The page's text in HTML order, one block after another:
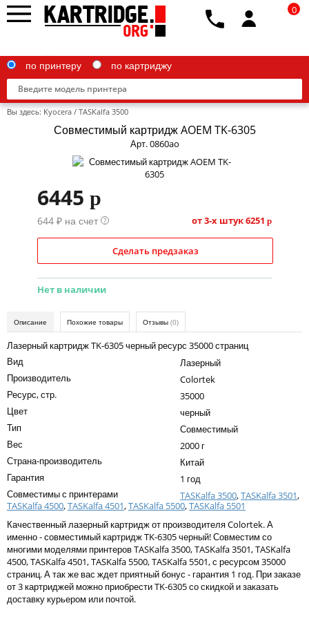
Canon
Epson
IBM
Kodak
Konica Minolta
Lexmark
Ricoh
Sharp
Toshiba
Xerox
Для франкировальной машины
Ленточные картриджи
по принтеру по картриджу
0
Вы здесь: Kyocera / TASKalfa 3500
Совместимый картридж AOEM TK-6305
Арт. 0860ao
6445 p
644 ₽ на счет ? от 3-х штук6251 p
Сделать предзаказ
Нет в наличии
Описание Похожие товары Отзывы (0)
Лазерный картридж TK-6305 черный ресурс 35000 страниц
Вид
Лазерный
Производитель
Colortek
Ресурс, стр.
35000
Цвет
черный
Тип
Совместимый
Вес
2000 г
Страна-производитель
Китай
Гарантия
1 год
Совместимы с принтерами
TASKalfa 3500,TASKalfa 3501,
TASKalfa 4500,TASKalfa 4501,TASKalfa 5500,TASKalfa 5501
Качественный лазерный картридж от производителя Colortek. А
именно - совместимый картридж TK-6305 черный! Совместим со
многими моделями принтеров TASKalfa 3500, TASKalfa 3501, TASKalfa
4500, TASKalfa 4501, TASKalfa 5500, TASKalfa 5501, с ресурсом 35000
страниц. А так же вас ждет приятный бонус - гарантия 1 год. При заказе
от 3 картриджей можно приобрести TK-6305 со скидкой и заказать
доставку курьером или почтой.